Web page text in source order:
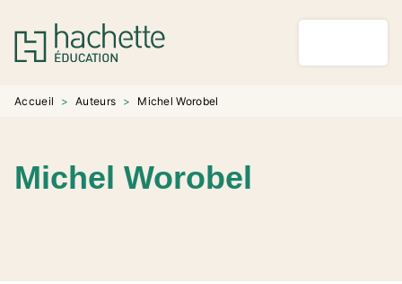
MENU RECHERCHE
PIED DE PAGE
Accueil > Auteurs > Michel Worobel
Michel Worobel